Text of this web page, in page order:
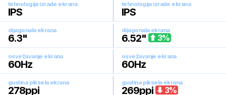
tehnologija izrade ekrana
IPS
tehnologija izrade ekrana
IPS
dijagonala ekrana
6.3"
dijagonala ekrana
6.52" 3%
osvežavanje ekrana
60Hz
osvežavanje ekrana
60Hz
gustina piksela ekrana
278ppi
gustina piksela ekrana
269ppi 3%